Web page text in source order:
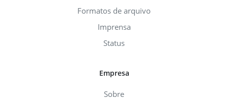
Formatos de arquivo
Imprensa
Status
Empresa
Sobre